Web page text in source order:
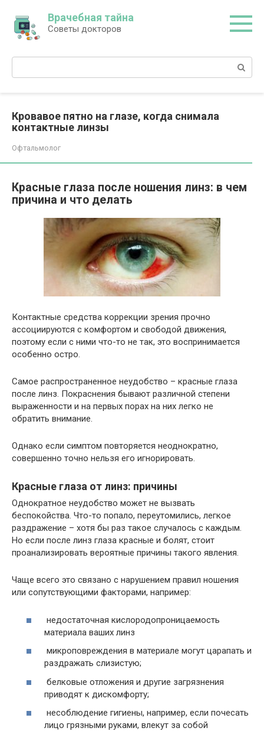
контенту
Врачебная тайна
Советы докторов
Поиск:
Кровавое пятно на глазе, когда снимала
контактные линзы
Офтальмолог
Красные глаза после ношения линз: в чем
причина и что делать
Контактные средства коррекции зрения прочно
ассоциируются с комфортом и свободой движения,
поэтому если с ними что-то не так, это воспринимается
особенно остро.
Самое распространенное неудобство – красные глаза
после линз. Покраснения бывают различной степени
выраженности и на первых порах на них легко не
обратить внимание.
Однако если симптом повторяется неоднократно,
совершенно точно нельзя его игнорировать.
Красные глаза от линз: причины
Однократное неудобство может не вызвать
беспокойства. Что-то попало, переутомились, легкое
раздражение – хотя бы раз такое случалось с каждым.
Но если после линз глаза красные и болят, стоит
проанализировать вероятные причины такого явления.
Чаще всего это связано с нарушением правил ношения
или сопутствующими факторами, например:
недостаточная кислородопроницаемость
материала ваших линз
микроповреждения в материале могут царапать и
раздражать слизистую;
белковые отложения и другие загрязнения
приводят к дискомфорту;
несоблюдение гигиены, например, если почесать
лицо грязными руками, влекут за собой